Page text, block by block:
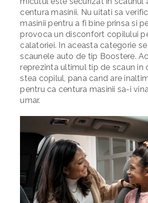
centura masinii. Nu uitati sa
masinii pentru a fi bine prinsa si
provoca un disconfort copilului
calatoriei. In aceasta categorie
scaunele auto de tip Boostere.
reprezinta ultimul tip de scaun in
stea copilul, pana cand are
pentru ca centura masinii sa-i
umar.